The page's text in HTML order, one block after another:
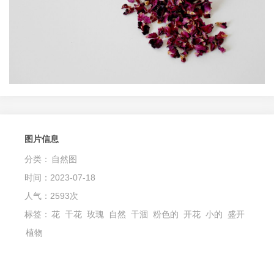
图片信息
分类：
自然图
时间：2023-07-18
人气：2593次
标签： 花 干花 玫瑰 自然 干涸 粉色的 开花 小的
盛开
植物